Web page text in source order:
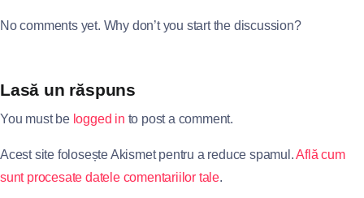
No comments yet. Why don’t you start the discussion?
Lasă un răspuns
You must be logged in to post a comment.
Acest site folosește Akismet pentru a reduce spamul.Află cum
sunt procesate datele comentariilor tale.